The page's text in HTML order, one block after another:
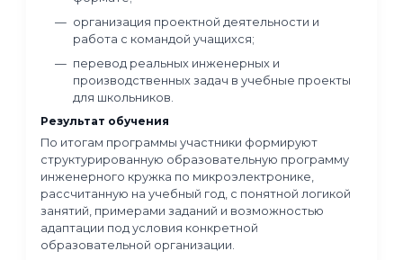
Инженерный кружок по
микроэлектронике: программа,
инструменты, проекты
Программа
реализации образовательных программ по
микроэлектронике в системе
образования детей.
Участники рассматривают:
возможности применения
в различных сферах;